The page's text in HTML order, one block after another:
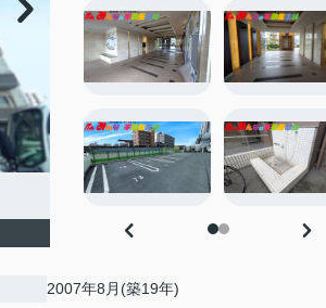
2007年8月(築19年)